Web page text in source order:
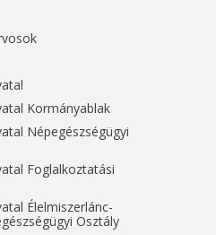
Kormányablak
Népegészségügyi
Foglalkoztatási
Élelmiszerlánc-
Osztály